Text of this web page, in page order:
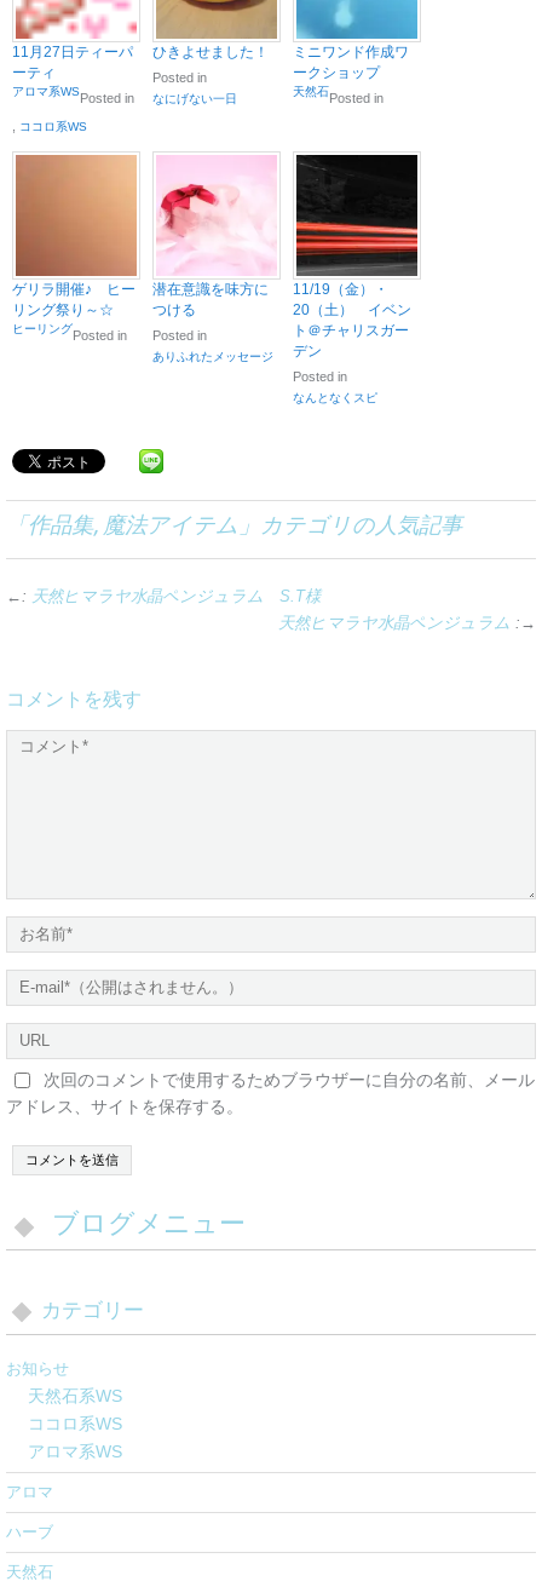
11月27日ティーパ
ーティ
Posted in
アロマ系WS
ココロ系WS
ひきよせました！
Posted in
なにげない一日
ミニワンド作成ワ
ークショップ
Posted in
天然石
ゲリラ開催♪ ヒー
リング祭り～☆
Posted in
ヒーリング
潜在意識を味方に
つける
Posted in
ありふれたメッセージ
11/19（金）・
20（土） イベン
ト＠チャリスガー
デン
Posted in
なんとなくスピ
「作品集, 魔法アイテム 」カテゴリの人気記事
←: 天然ヒマラヤ水晶ペンジュラム S.T様
天然ヒマラヤ水晶ペンジュラム :→
コメントを残す
次回のコメントで使用するためブラウザーに自分の名前、メール
アドレス、サイトを保存する。
ブログメニュー
カテゴリー
お知らせ
天然石系WS
ココロ系WS
アロマ系WS
アロマ
ハーブ
天然石